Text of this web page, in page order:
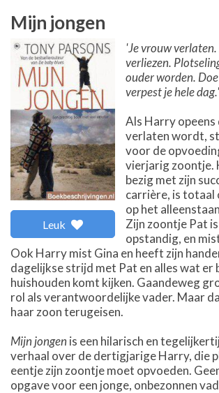
Mijn jongen
Leuk
'Je vrouw verlaten.
verliezen.
ouder worden.
verpest je hele dag.'
Als Harry
verlaten wordt,
voor de
vierjarig zoontje.
bezig met zijn
carrière, is totaal
op het
Zijn zoontje Pat
opstandig, en
Ook Harry mist Gina en heeft zijn
dagelijkse strijd met Pat en alles wat er
huishouden komt kijken. Gaandeweg
rol als verantwoordelijke vader. Maar
haar zoon terugeisen.
Mijn jongen is een hilarisch en
verhaal over de dertigjarige Harry, die
eentje zijn zoontje moet opvoeden.
opgave voor een jonge, onbezonnen